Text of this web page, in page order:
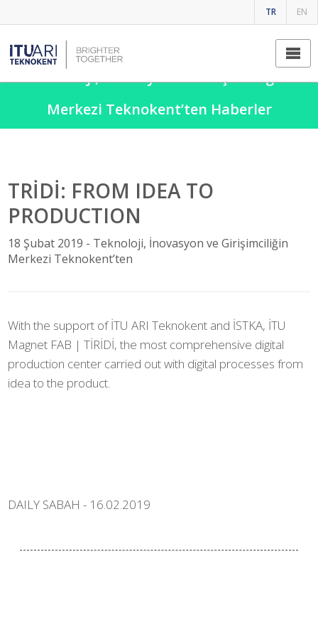
TR EN
Teknoloji, İnovasyon ve Girişimciliğin
Merkezi Teknokent’ten Haberler
TRİDİ: FROM IDEA TO
PRODUCTION
18 Şubat 2019 - Teknoloji, İnovasyon ve Girişimciliğin
Merkezi Teknokent’ten
With the support of İTU ARI Teknokent and İSTKA, İTU
Magnet FAB | TİRİDİ, the most comprehensive digital
production center carried out with digital processes from
idea to the product.
DAILY SABAH - 16.02.2019